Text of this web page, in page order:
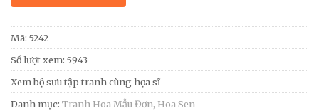
Mã: 5242
Số lượt xem: 5943
Xem bộ sưu tập tranh cùng họa sĩ
Danh mục: Tranh Hoa Mẫu Đơn, Hoa Sen